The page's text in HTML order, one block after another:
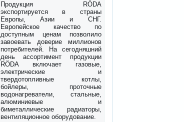
Продукция RÖDA
экспортируется в страны
Европы, Азии и СНГ.
Европейское качество по
доступным ценам позволило
завоевать доверие миллионов
потребителей. На сегодняшний
день ассортимент продукции
RÖDA включает газовые,
электрические и
твердотопливные котлы,
бойлеры, проточные
водонагреватели, стальные,
алюминиевые и
биметаллические радиаторы,
вентиляционное оборудование.